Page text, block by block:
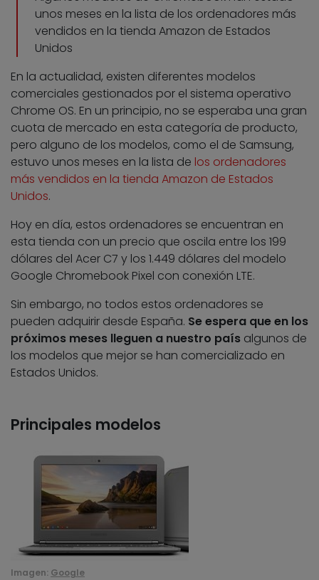
unos meses en la lista de los ordenadores más
vendidos en la tienda Amazon de Estados
Unidos
En la actualidad, existen diferentes modelos
comerciales gestionados por el sistema operativo
Chrome OS. En un principio, no se esperaba una gran
cuota de mercado en esta categoría de producto,
pero alguno de los modelos, como el de Samsung,
estuvo unos meses en la lista de los ordenadores
más vendidos en la tienda Amazon de Estados
Unidos.
Hoy en día, estos ordenadores se encuentran en
esta tienda con un precio que oscila entre los 199
dólares del Acer C7 y los 1.449 dólares del modelo
Google Chromebook Pixel con conexión LTE.
Sin embargo, no todos estos ordenadores se
pueden adquirir desde España. Se espera que en los
próximos meses lleguen a nuestro país algunos de
los modelos que mejor se han comercializado en
Estados Unidos.
Principales modelos
Imagen: Google